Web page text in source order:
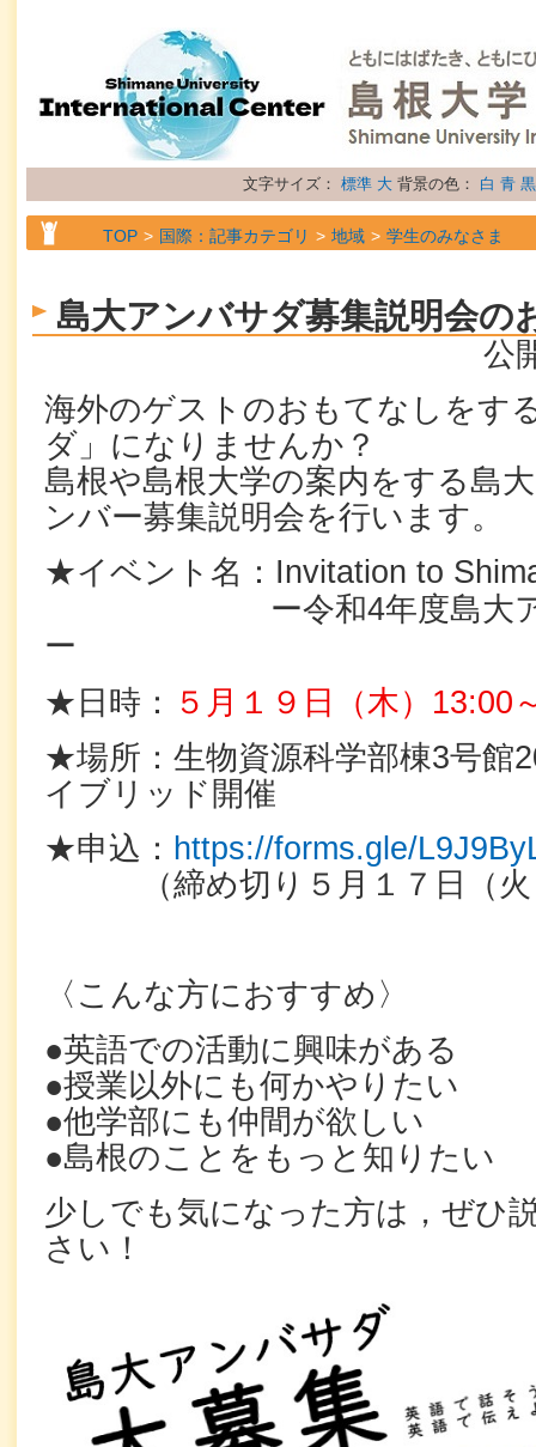
文字サイズ： 標準 大 背景の色： 白 青 黒
TOP 国際：記事カテゴリ 地域 学生のみなさま
島大アンバサダ募集説明会の
公
海外のゲストのおもてなしをす
ダ」になりませんか？
島根や島根大学の案内をする島
ンバー募集説明会を行います。
★イベント名： Invitation to
ー令和4年度島大
ー
★日時：
５月１９日（木）13:00
★場所：生物資源科学部棟3号館
イブリッド開催
★申込： https://forms.gle/
（締め切り５月１７日（火
〈こんな方におすすめ〉
●英語での活動に興味がある
●授業以外にも何かやりたい
●他学部にも仲間が欲しい
●島根のことをもっと知りたい
少しでも気になった方は，ぜひ
さい！